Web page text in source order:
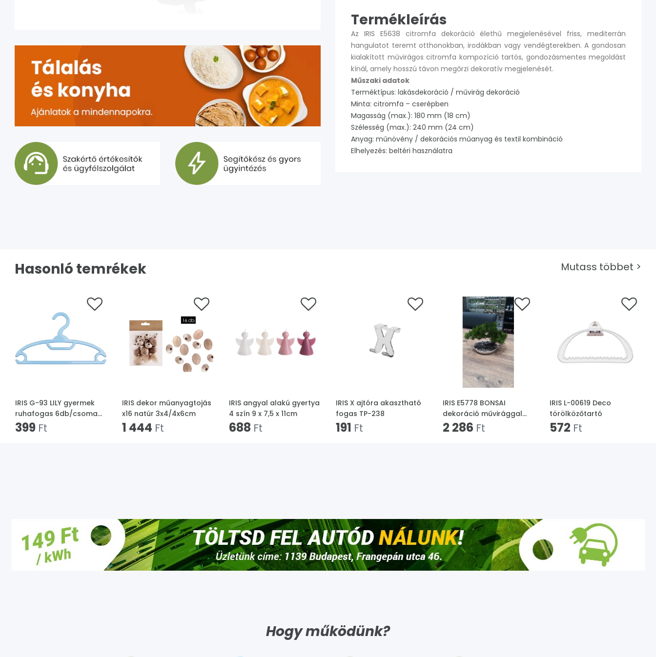
Termékleírás
Az IRIS E5638 citromfa dekoráció élethű megjelenésével friss, mediterrán
hangulatot teremt otthonokban, irodákban vagy vendégterekben. A gondosan
kialakított művirágos citromfa kompozíció tartós, gondozásmentes megoldást
kínál, amely hosszú távon megőrzi dekoratív megjelenését.
Műszaki adatok
Terméktípus: lakásdekoráció / művirág dekoráció
Minta: citromfa – cserépben
Magasság (max.): 180 mm (18 cm)
Szélesség (max.): 240 mm (24 cm)
Anyag: műnövény / dekorációs műanyag és textil kombináció
Elhelyezés: beltéri használatra
Hasonló temrékek Mutass többet >
IRIS G-93 LILY gyermek
ruhafogas 6db/csomag
16,5x28,7cm
399 Ft
IRIS dekor műanyagtojás
x16 natúr 3x4/4x6cm
1 444 Ft
IRIS angyal alakú gyertya
4 szín 9 x 7,5 x 11cm
688 Ft
IRIS X ajtóra akasztható
fogas TP-238
191 Ft
IRIS E5778 BONSAI
dekoráció művirággal
cserépben 25x18cm
2 286 Ft
IRIS L-00619 Deco
törölközőtartó
572 Ft
Hogy működünk?